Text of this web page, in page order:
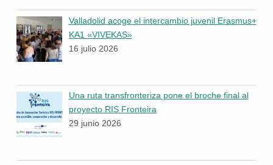
Valladolid acoge el intercambio juvenil Erasmus+
KA1 «VIVEKAS»
16 julio 2026
Una ruta transfronteriza pone el broche final al
proyecto RIS Fronteira
29 junio 2026